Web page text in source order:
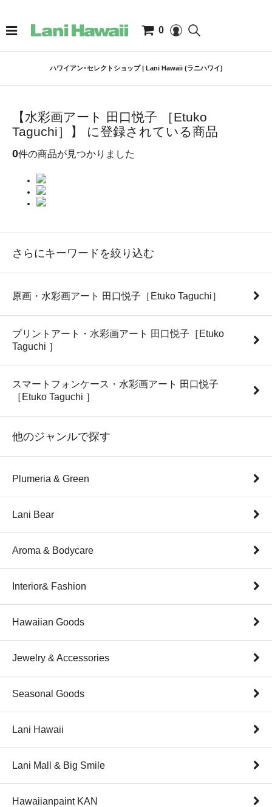
0
ハワイアン･セレクトショップ | Lani Hawaii (ラニハワイ)
【水彩画アート 田口悦子 ［Etuko
Taguchi］】 に登録されている商品
0件の商品が見つかりました
さらにキーワードを絞り込む
原画・水彩画アート 田口悦子［Etuko Taguchi］
プリントアート・水彩画アート 田口悦子［Etuko
Taguchi ］
スマートフォンケース・水彩画アート 田口悦子
［Etuko Taguchi ］
他のジャンルで探す
Plumeria & Green
Lani Bear
Aroma & Bodycare
Interior& Fashion
Hawaiian Goods
Jewelry & Accessories
Seasonal Goods
Lani Hawaii
Lani Mall & Big Smile
Hawaiianpaint KAN